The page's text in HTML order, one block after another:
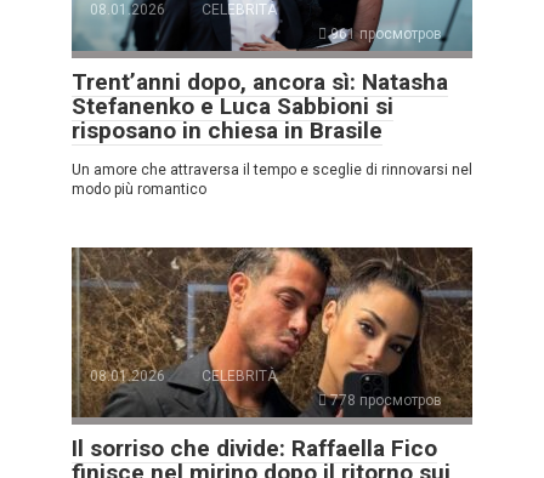
08.01.2026
CELEBRITÀ
961 просмотров
Trent’anni dopo, ancora sì: Natasha
Stefanenko e Luca Sabbioni si
risposano in chiesa in Brasile
Un amore che attraversa il tempo e sceglie di rinnovarsi nel
modo più romantico
08.01.2026
CELEBRITÀ
778 просмотров
Il sorriso che divide: Raffaella Fico